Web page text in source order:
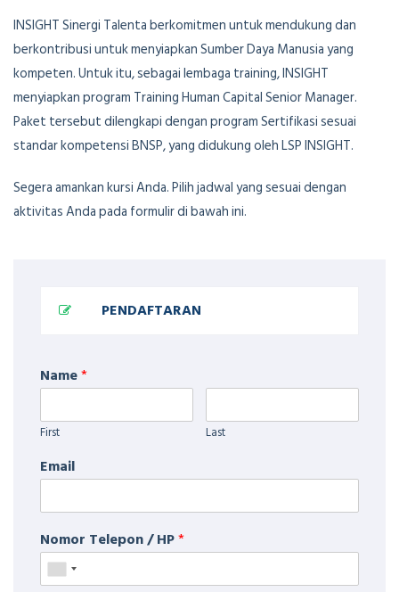
INSIGHT Sinergi Talenta berkomitmen untuk mendukung dan
berkontribusi untuk menyiapkan Sumber Daya Manusia yang
kompeten. Untuk itu, sebagai lembaga training, INSIGHT
menyiapkan program Training Human Capital Senior Manager.
Paket tersebut dilengkapi dengan program Sertifikasi sesuai
standar kompetensi BNSP, yang didukung oleh LSP INSIGHT.
Segera amankan kursi Anda. Pilih jadwal yang sesuai dengan
aktivitas Anda pada formulir di bawah ini.
PENDAFTARAN
Name*
First Last
Email
Nomor Telepon / HP*